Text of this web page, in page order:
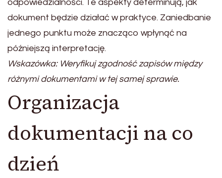
odpowiedzialności. Te aspekty determinują, jak
dokument będzie działać w praktyce. Zaniedbanie
jednego punktu może znacząco wpłynąć na
późniejszą interpretację.
Wskazówka: Weryfikuj zgodność zapisów między
różnymi dokumentami w tej samej sprawie.
Organizacja
dokumentacji na co
dzień